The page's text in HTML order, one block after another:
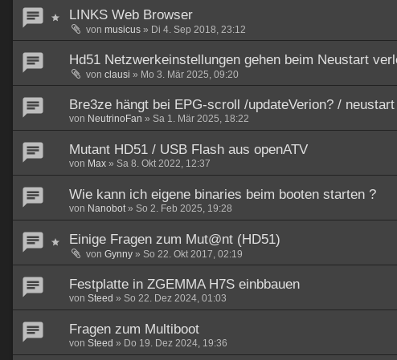
LINKS Web Browser
von musicus » Di 4. Sep 2018, 23:12
Hd51 Netzwerkeinstellungen gehen beim Neustart
von clausi » Mo 3. Mär 2025, 09:20
Bre3ze hängt bei EPG-scroll /updateVerion? /
von NeutrinoFan » Sa 1. Mär 2025, 18:22
Mutant HD51 / USB Flash aus openATV
von Max » Sa 8. Okt 2022, 12:37
Wie kann ich eigene binaries beim booten starten ?
von Nanobot» So 2. Feb 2025, 19:28
Einige Fragen zum Mut@nt (HD51)
von Gynny » So 22. Okt 2017, 02:19
Festplatte in ZGEMMA H7S einbbauen
von Steed » So 22. Dez 2024, 01:03
Fragen zum Multiboot
von Steed » Do 19. Dez 2024, 19:36